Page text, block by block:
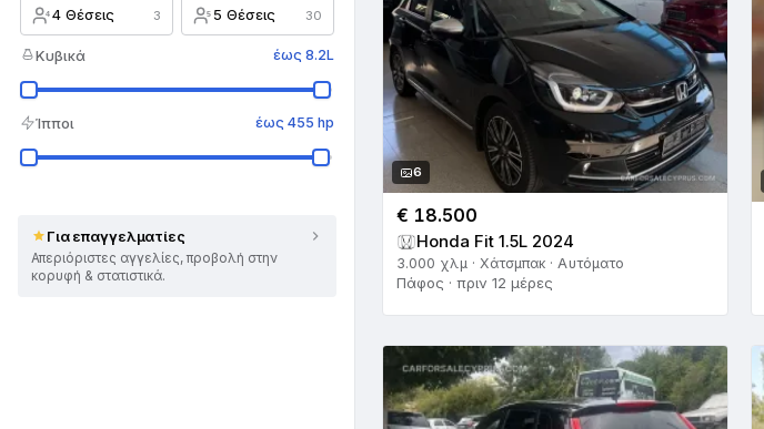
Rolls Royce 7
Seat 27
SsangYong
4 4 Θέσεις 3 5 5 Θέσεις 30
Κυβικά έως 8.2L
Ίπποι έως 455 hp
Για επαγγελματίες
Απεριόριστες αγγελίες, προβολή στην
κορυφή & στατιστικά.
6
€ 18.500
Honda Fit 1.5L 2024
3.000 χλμ · Χάτσμπακ · Αυτόματο
Πάφος · πριν 12 μέρες